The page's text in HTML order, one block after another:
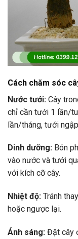
Cách chăm sóc
Nước tưới: Cây
chỉ cần tưới 1 lần/
lần/tháng, tưới
Dinh dưỡng: Bón
vào nước và tưới
với kích cỡ cây.
Nhiệt độ: Tránh
hoặc ngược lại.
Ánh sáng: Đặt cây